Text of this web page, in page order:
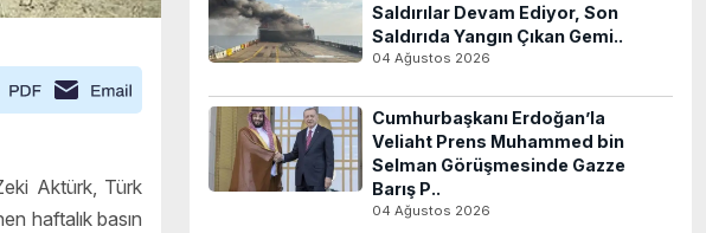
Aktürk, Türk
haftalık basın
Saldırılar Devam Ediyor, Son
Saldırıda Yangın Çıkan Gemi..
04 Ağustos 2026
Cumhurbaşkanı Erdoğan’la
Veliaht Prens Muhammed bin
Selman Görüşmesinde Gazze
Barış P..
04 Ağustos 2026